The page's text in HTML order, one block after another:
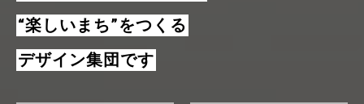
“楽しいまち”をつくる
デザイン集団です